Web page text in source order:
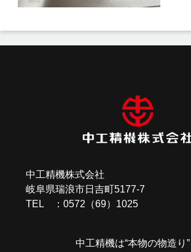
投
中工精機株式会社
岐阜県瑞浪市日吉町5177-7
TEL ：0572（69）1025
中工精機は“本物の物造り